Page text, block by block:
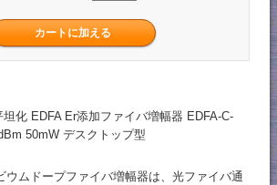
坦化 EDFA Er添加ファイバ増幅器 EDFA-C-
50mW デスクトップ型
ウムドープファイバ増幅器は、光ファイバ通